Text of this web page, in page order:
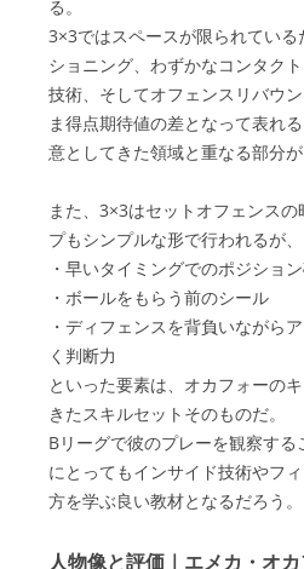
る。
3×3ではスペースが限られてい
ショニング、わずかなコンタク
技術、そしてオフェンスリバウ
ま得点期待値の差となって表れ
意としてきた領域と重なる部分が
また、3×3はセットオフェンス
プもシンプルな形で行われるが、
・早いタイミングでのポジショ
・ボールをもらう前のシール
・ディフェンスを背負いながら
く判断力
といった要素は、オカフォーの
きたスキルセットそのものだ。
Bリーグで彼のプレーを観察す
にとってもインサイド技術やフ
方を学ぶ良い教材となるだろう。
人物像と評価｜エメカ・オ